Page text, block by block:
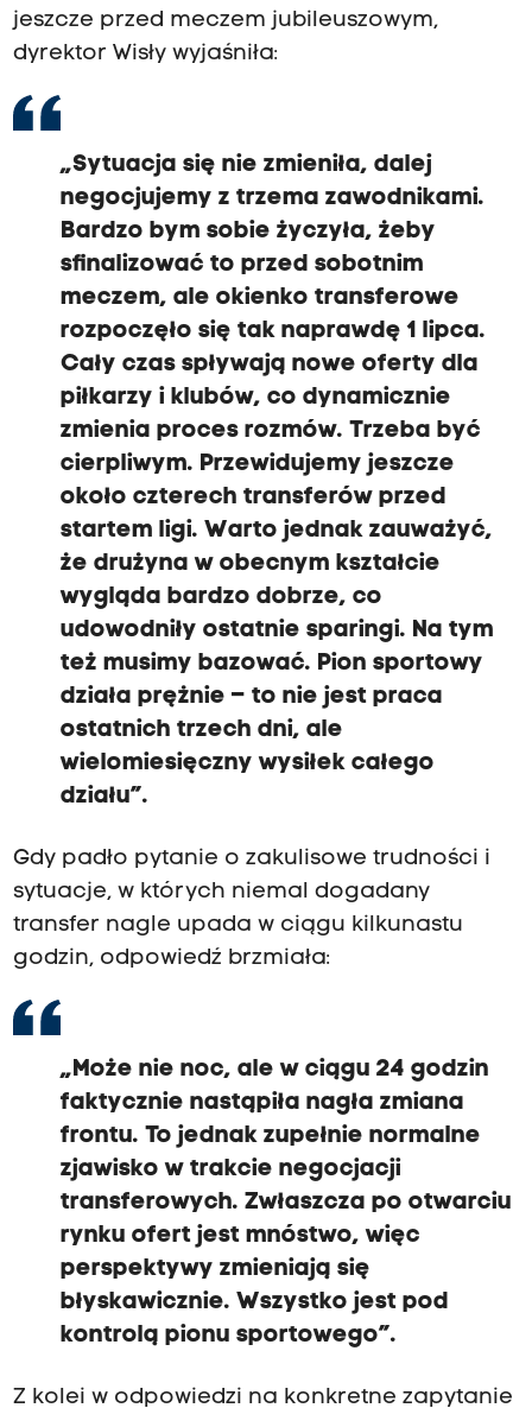
jeszcze przed meczem jubileuszowym,
dyrektor Wisły wyjaśniła:
„Sytuacja się nie zmieniła, dalej
negocjujemy z trzema zawodnikami.
Bardzo bym sobie życzyła, żeby
sfinalizować to przed sobotnim
meczem, ale okienko transferowe
rozpoczęło się tak naprawdę 1 lipca.
Cały czas spływają nowe oferty dla
piłkarzy i klubów, co dynamicznie
zmienia proces rozmów. Trzeba być
cierpliwym. Przewidujemy jeszcze
około czterech transferów przed
startem ligi. Warto jednak zauważyć,
że drużyna w obecnym kształcie
wygląda bardzo dobrze, co
udowodniły ostatnie sparingi. Na tym
też musimy bazować. Pion sportowy
działa prężnie – to nie jest praca
ostatnich trzech dni, ale
wielomiesięczny wysiłek całego
działu”.
Gdy padło pytanie o zakulisowe trudności i
sytuacje, w których niemal dogadany
transfer nagle upada w ciągu kilkunastu
godzin, odpowiedź brzmiała:
„Może nie noc, ale w ciągu 24 godzin
faktycznie nastąpiła nagła zmiana
frontu. To jednak zupełnie normalne
zjawisko w trakcie negocjacji
transferowych. Zwłaszcza po otwarciu
rynku ofert jest mnóstwo, więc
perspektywy zmieniają się
błyskawicznie. Wszystko jest pod
kontrolą pionu sportowego”.
Z kolei w odpowiedzi na konkretne zapytanie